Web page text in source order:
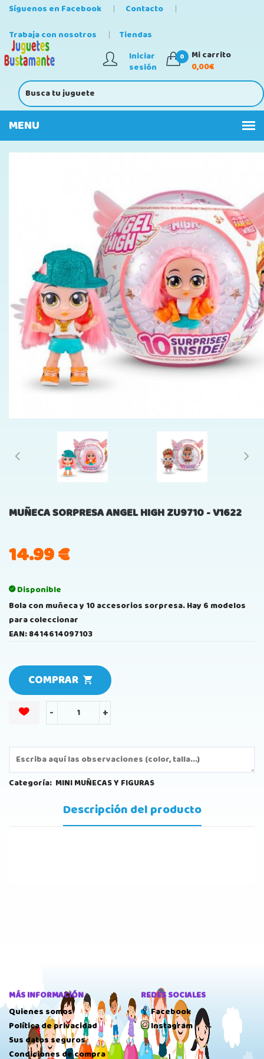
Síguenos en Facebook
Contacto
Trabaja con nosotros
Tiendas
Iniciar
sesión
0
Mi carrito
0,00€
MUÑECA SORPRESA ANGEL HIGH ZU9710 - V1622
14.99€
Disponible
Bola con muñeca y 10 accesorios sorpresa. Hay 6 modelos
para coleccionar
EAN: 8414614097103
COMPRAR
- +
Categoría: MINI MUÑECAS Y FIGURAS
Descripción del producto
MÁS INFORMACIÓN
Quienes somos
Política de privacidad
Sus datos seguros
Condiciones de compra
REDES SOCIALES
Facebook
Instagram